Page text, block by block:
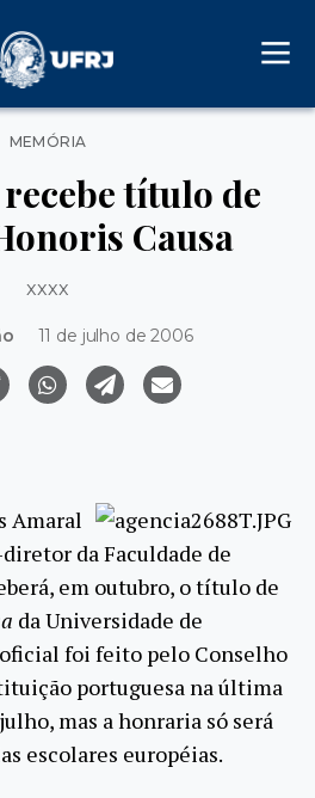
Categorias
MEMÓRIA
título de
Causa
xxxx
11 de julho de 2006
Amaral
da Faculdade de
em outubro, o título de
da Universidade de
foi feito pelo Conselho
portuguesa na última
mas a honraria só será
escolares européias.